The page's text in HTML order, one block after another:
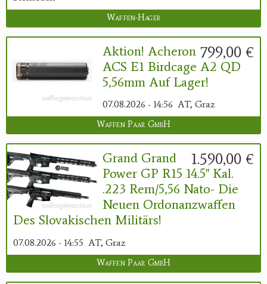
Waffen-Hager
799,00 €
Aktion! Acheron
ACS E1 Birdcage A2 QD
5,56mm Auf Lager!
07.08.2026 - 14:56 AT, Graz
Waffen Paar GmbH
1.590,00 €
Grand Grand
Power GP R15 14.5'' Kal.
.223 Rem/5,56 Nato- Die
Neuen Ordonanzwaffen
Des Slovakischen Militärs!
07.08.2026 - 14:55 AT, Graz
Waffen Paar GmbH